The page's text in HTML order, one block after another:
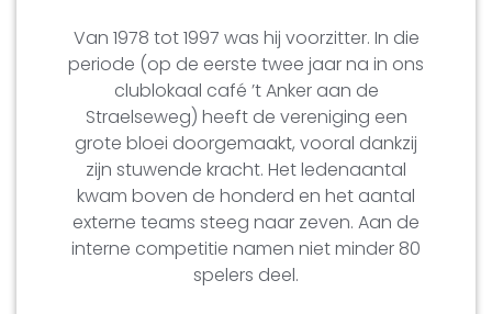
Van 1978 tot 1997 was hij voorzitter. In die
periode (op de eerste twee jaar na in ons
clublokaal café ’t Anker aan de
Straelseweg) heeft de vereniging een
grote bloei doorgemaakt, vooral dankzij
zijn stuwende kracht. Het ledenaantal
kwam boven de honderd en het aantal
externe teams steeg naar zeven. Aan de
interne competitie namen niet minder 80
spelers deel.